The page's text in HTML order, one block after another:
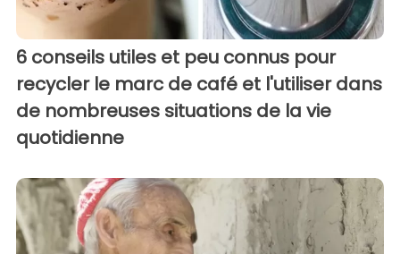
6 conseils utiles et peu connus pour
recycler le marc de café et l'utiliser dans
de nombreuses situations de la vie
quotidienne